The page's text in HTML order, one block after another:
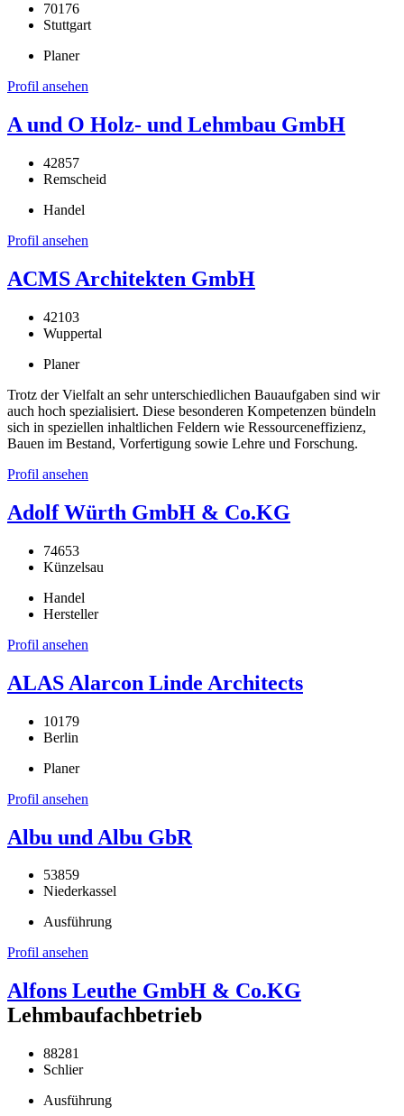
70176
Stuttgart
Planer
Profil ansehen
A und O Holz- und Lehmbau GmbH
42857
Remscheid
Handel
Profil ansehen
ACMS Architekten GmbH
42103
Wuppertal
Planer
Trotz der Vielfalt an sehr unterschiedlichen Bauaufgaben sind wir
auch hoch spezialisiert. Diese besonderen Kompetenzen bündeln
sich in speziellen inhaltlichen Feldern wie Ressourceneffizienz,
Bauen im Bestand, Vorfertigung sowie Lehre und Forschung.
Profil ansehen
Adolf Würth GmbH & Co.KG
74653
Künzelsau
Handel
Hersteller
Profil ansehen
ALAS Alarcon Linde Architects
10179
Berlin
Planer
Profil ansehen
Albu und Albu GbR
53859
Niederkassel
Ausführung
Profil ansehen
Alfons Leuthe GmbH & Co.KG
Lehmbaufachbetrieb
88281
Schlier
Ausführung